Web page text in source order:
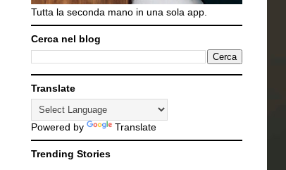
Tutta la seconda mano in una sola app.
Cerca nel blog
Translate
Powered by Translate
Trending Stories